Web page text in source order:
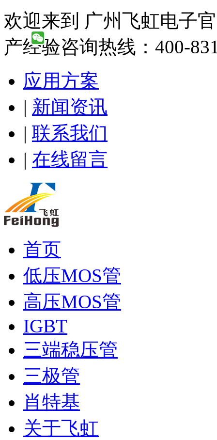
欢迎来到 广州飞虹电子
产经验咨询热线：400-
应用方案
| 新闻资讯
| 联系我们
| 在线留言
首页
低压MOS管
高压MOS管
IGBT
三端稳压管
三极管
肖特基
关于飞虹